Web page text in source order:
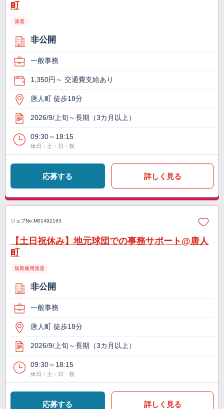
町
派遣
非公開
一般事務
1,350円～ 交通費支給あり
唐人町 徒歩18分
2026/9/上旬～長期（3カ月以上）
09:30～18:15
休日：土・日・祝
応募する 詳しく見る
ジョブNo. M01492163
【土日祝休み】地元球団での事務サポート@唐人
町
無期雇用派遣
非公開
一般事務
唐人町 徒歩18分
2026/9/上旬～長期（3カ月以上）
09:30～18:15
休日：土・日・祝
応募する 詳しく見る